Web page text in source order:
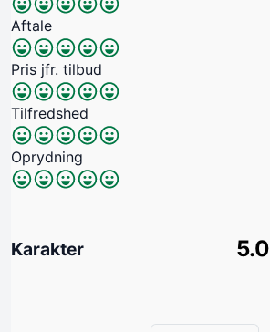
Aftale
Pris jfr. tilbud
Tilfredshed
Oprydning
Karakter 5.0